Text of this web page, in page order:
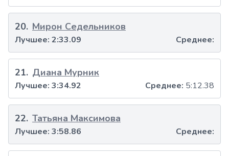
20. Мирон Седельников
Среднее:
Лучшее: 2:33.09
21. Диана Мурник
Среднее: 5:12.38
Лучшее: 3:34.92
22. Татьяна Максимова
Среднее:
Лучшее: 3:58.86